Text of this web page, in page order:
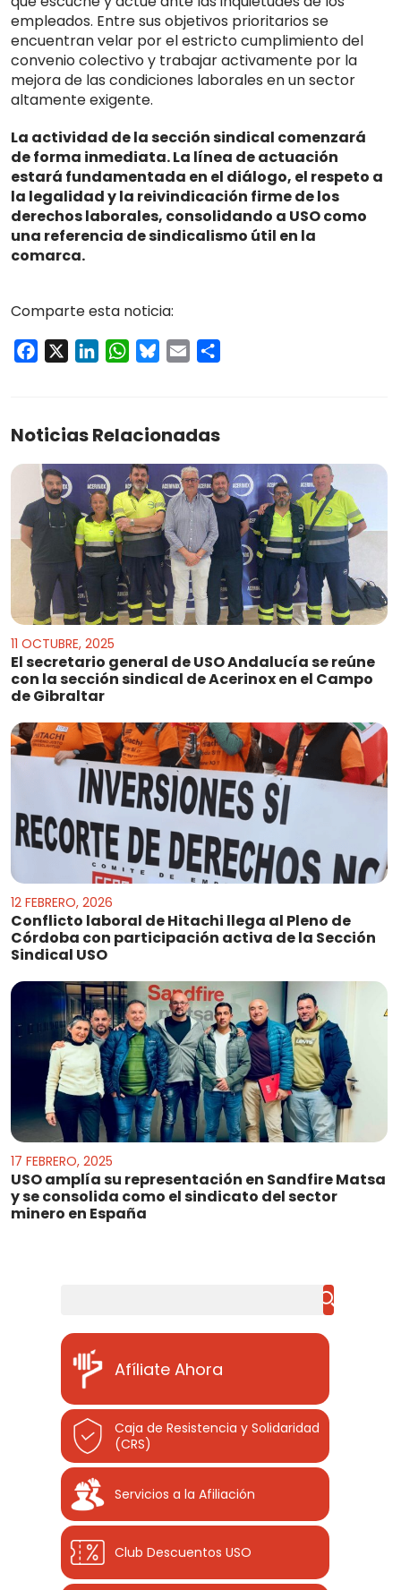
empleados. Entre sus objetivos prioritarios se
encuentran velar por el estricto cumplimiento del
convenio colectivo y trabajar activamente por la
mejora de las condiciones laborales en un sector
altamente exigente.
La actividad de la sección sindical comenzará
de forma inmediata. La línea de actuación
estará fundamentada en el diálogo, el respeto a
la legalidad y la reivindicación firme de los
derechos laborales, consolidando a USO como
una referencia de sindicalismo útil en la
comarca.
Comparte esta noticia:
Facebook LinkedInWhatsApp
Bluesky
Email
Noticias Relacionadas
11 OCTUBRE, 2025
El secretario general de USO Andalucía se reúne
con la sección sindical de Acerinox en el Campo
de Gibraltar
12 FEBRERO, 2026
Conflicto laboral de Hitachi llega al Pleno de
Córdoba con participación activa de la Sección
Sindical USO
17 FEBRERO, 2025
USO amplía su representación en Sandfire Matsa
y se consolida como el sindicato del sector
minero en España
Afíliate Ahora
Caja de Resistencia y Solidaridad
(CRS)
Servicios a la Afiliación
Club Descuentos USO